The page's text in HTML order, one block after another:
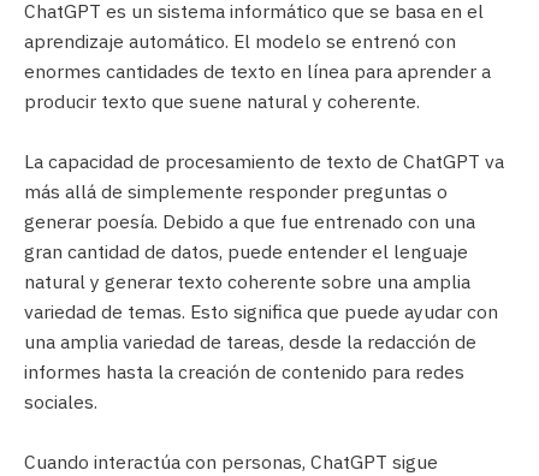
ChatGPT es un sistema informático que se basa en el
aprendizaje automático. El modelo se entrenó con
enormes cantidades de texto en línea para aprender a
producir texto que suene natural y coherente.
La capacidad de procesamiento de texto de ChatGPT va
más allá de simplemente responder preguntas o
generar poesía. Debido a que fue entrenado con una
gran cantidad de datos, puede entender el lenguaje
natural y generar texto coherente sobre una amplia
variedad de temas. Esto significa que puede ayudar con
una amplia variedad de tareas, desde la redacción de
informes hasta la creación de contenido para redes
sociales.
Cuando interactúa con personas, ChatGPT sigue